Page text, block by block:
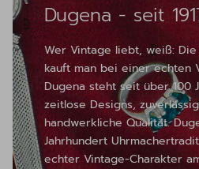
Dugena - seit
Wer Vintage liebt, weiß:
kauft man bei einer echten
Dugena steht seit über 100
zeitlose Designs,
handwerkliche Qualität.
Jahrhundert
echter Vintage-Charakter